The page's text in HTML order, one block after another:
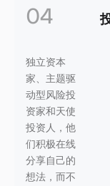
04
独立资本
家、主题驱
动型风险投
资家和天使
投资人，他
们积极在线
分享自己的
想法，而不